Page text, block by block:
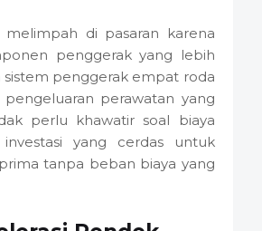
di pasaran karena
penggerak yang lebih
penggerak empat roda
perawatan yang
perlu khawatir soal biaya
yang cerdas untuk
tanpa beban biaya yang